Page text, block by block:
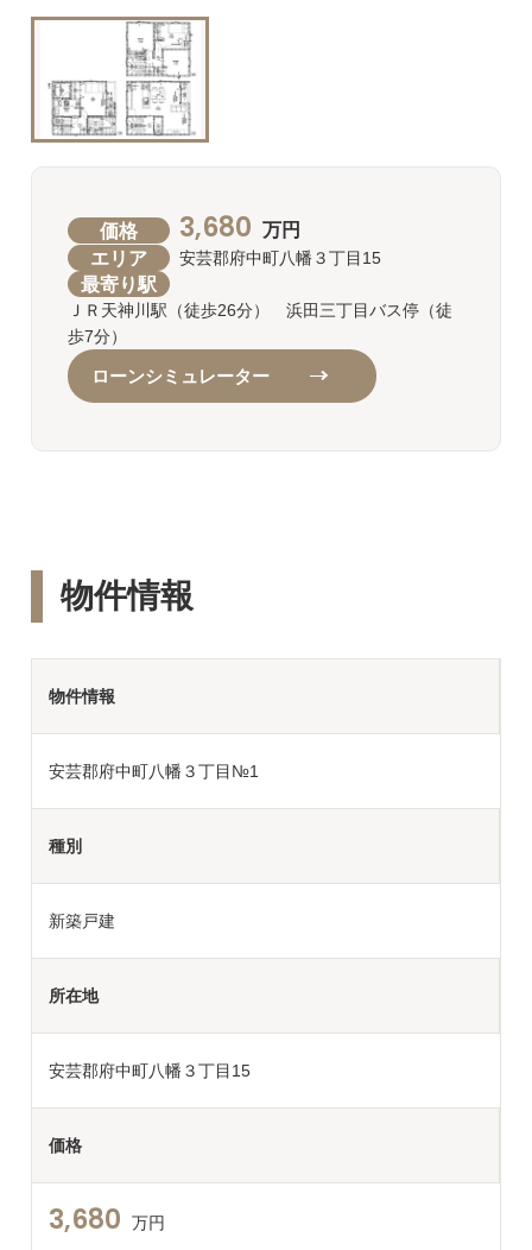
価格 3,680 万円
エリア 安芸郡府中町八幡３丁目15
最寄り駅
ＪＲ天神川駅（徒歩26分） 浜田三丁目バス停（徒
歩7分）
ローンシミュレーター
物件情報
物件情報
安芸郡府中町八幡３丁目№1
種別
新築戸建
所在地
安芸郡府中町八幡３丁目15
価格
3,680 万円